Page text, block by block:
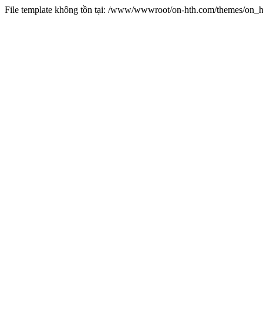
File template không tồn tại: /www/wwwroot/on-hth.com/themes/